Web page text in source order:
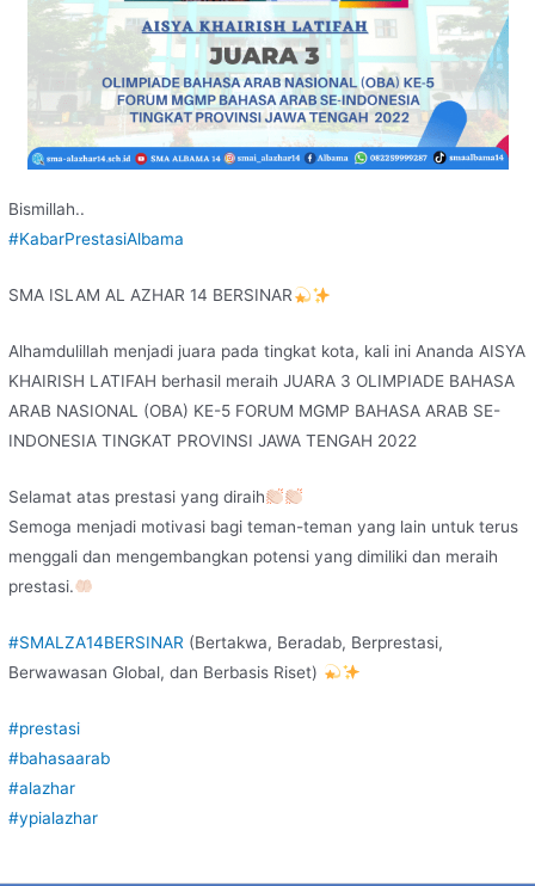
Bismillah..
#KabarPrestasiAlbama
SMA ISLAM AL AZHAR 14 BERSINAR
Alhamdulillah menjadi juara pada tingkat kota, kali ini Ananda AISYA
KHAIRISH LATIFAH berhasil meraih JUARA 3 OLIMPIADE BAHASA
ARAB NASIONAL (OBA) KE-5 FORUM MGMP BAHASA ARAB SE-
INDONESIA TINGKAT PROVINSI JAWA TENGAH 2022
Selamat atas prestasi yang diraih
Semoga menjadi motivasi bagi teman-teman yang lain untuk terus
menggali dan mengembangkan potensi yang dimiliki dan meraih
prestasi.
#SMALZA14BERSINAR (Bertakwa, Beradab, Berprestasi,
Berwawasan Global, dan Berbasis Riset)
#prestasi
#bahasaarab
#alazhar
#ypialazhar